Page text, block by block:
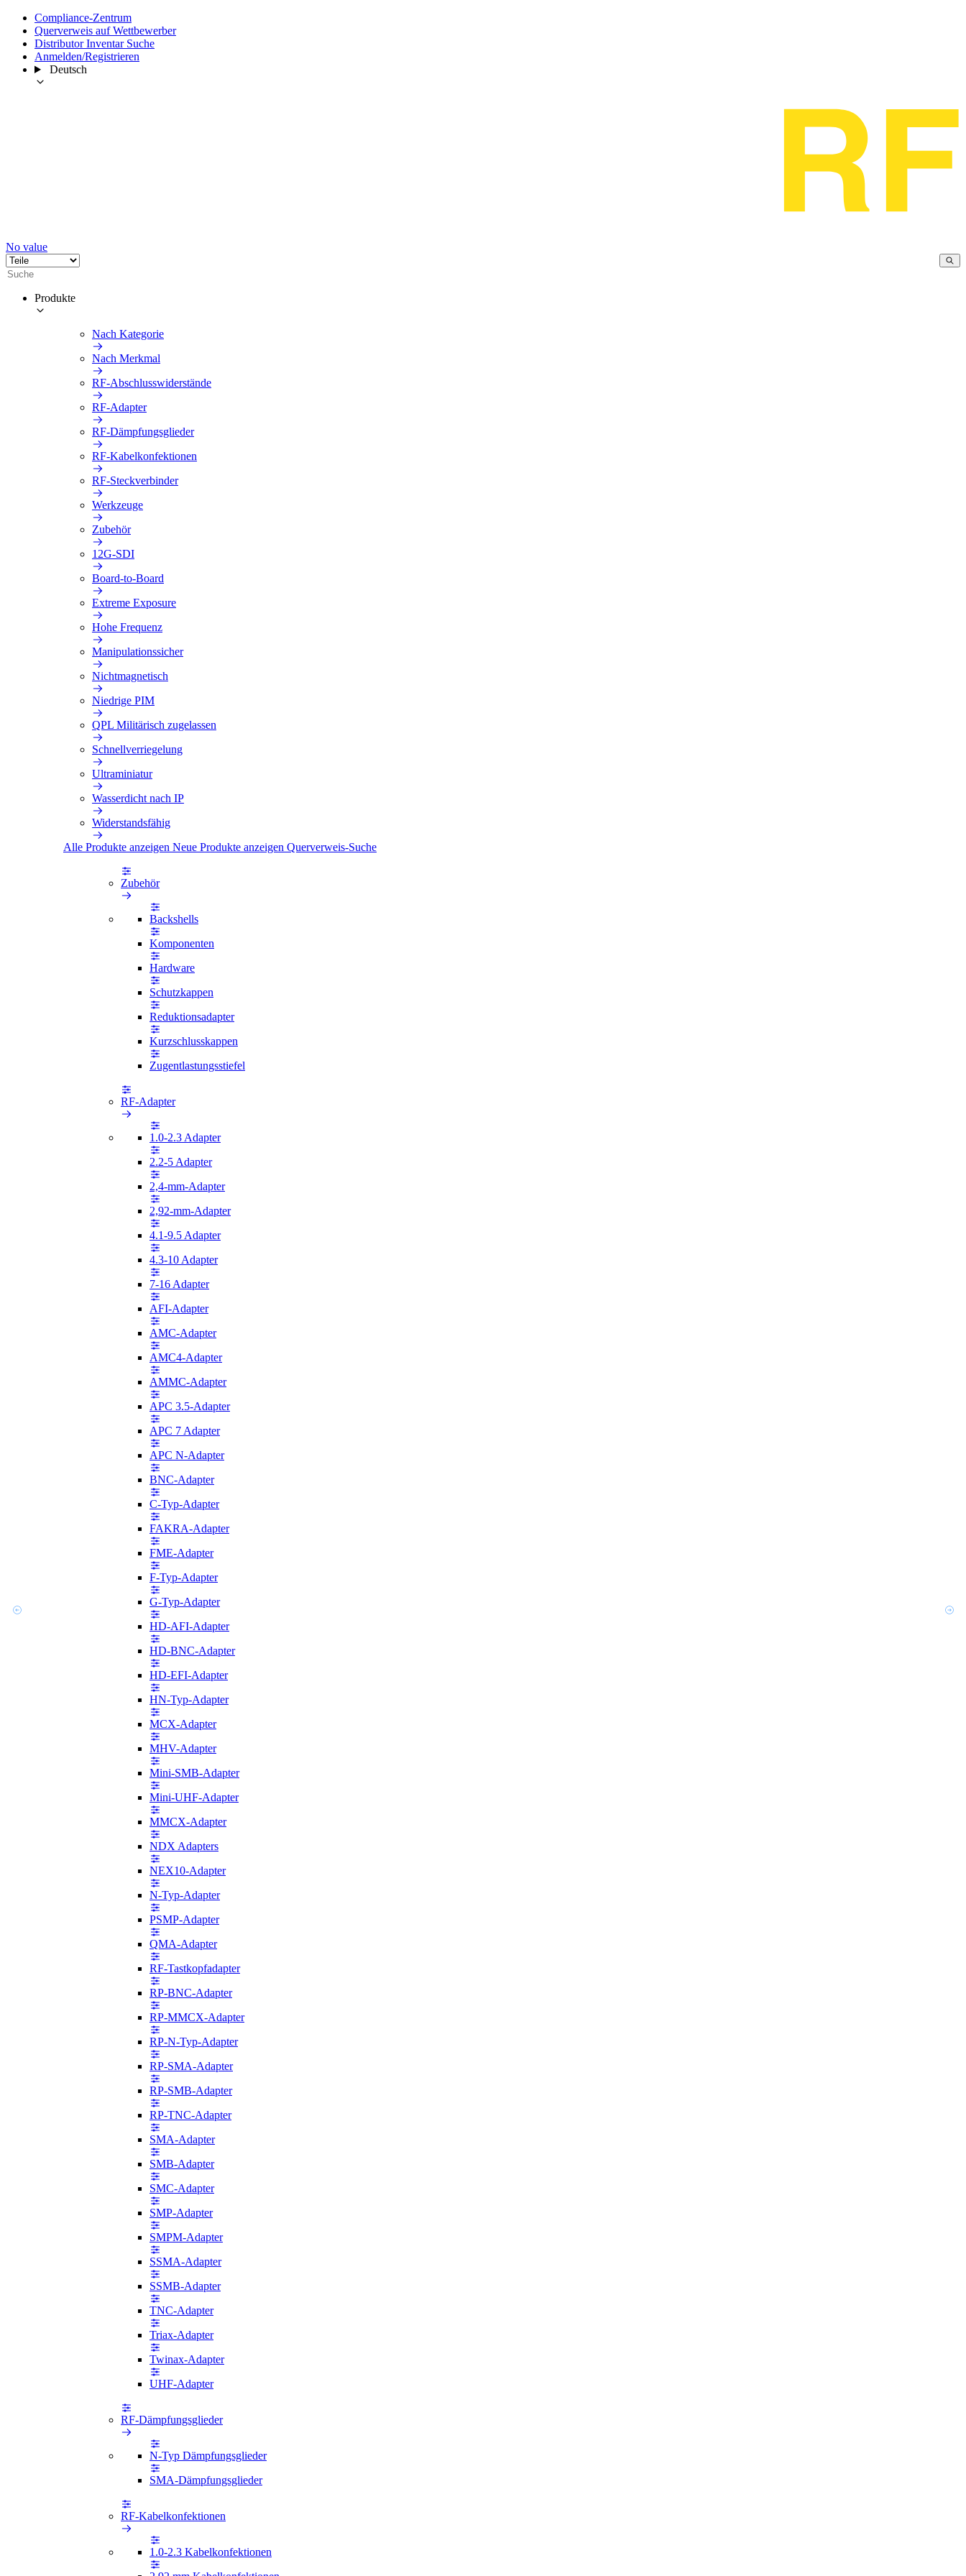
Compliance-Zentrum
Querverweis auf Wettbewerber
Distributor Inventar Suche
Anmelden/Registrieren
Deutsch
No value
Produkte
Nach Kategorie
Nach Merkmal
RF-Abschlusswiderstände
RF-Adapter
RF-Dämpfungsglieder
RF-Kabelkonfektionen
RF-Steckverbinder
Werkzeuge
Zubehör
12G-SDI
Board-to-Board
Extreme Exposure
Hohe Frequenz
Manipulationssicher
Nichtmagnetisch
Niedrige PIM
QPL Militärisch zugelassen
Schnellverriegelung
Ultraminiatur
Wasserdicht nach IP
Widerstandsfähig
Alle Produkte anzeigen Neue Produkte anzeigen Querverweis-Suche
Zubehör
Backshells
Komponenten
Hardware
Schutzkappen
Reduktionsadapter
Kurzschlusskappen
Zugentlastungsstiefel
RF-Adapter
1.0-2.3 Adapter
2.2-5 Adapter
2,4-mm-Adapter
2,92-mm-Adapter
4.1-9.5 Adapter
4.3-10 Adapter
7-16 Adapter
AFI-Adapter
AMC-Adapter
AMC4-Adapter
AMMC-Adapter
APC 3.5-Adapter
APC 7 Adapter
APC N-Adapter
BNC-Adapter
C-Typ-Adapter
FAKRA-Adapter
FME-Adapter
F-Typ-Adapter
G-Typ-Adapter
HD-AFI-Adapter
HD-BNC-Adapter
HD-EFI-Adapter
HN-Typ-Adapter
MCX-Adapter
MHV-Adapter
Mini-SMB-Adapter
Mini-UHF-Adapter
MMCX-Adapter
NDX Adapters
NEX10-Adapter
N-Typ-Adapter
PSMP-Adapter
QMA-Adapter
RF-Tastkopfadapter
RP-BNC-Adapter
RP-MMCX-Adapter
RP-N-Typ-Adapter
RP-SMA-Adapter
RP-SMB-Adapter
RP-TNC-Adapter
SMA-Adapter
SMB-Adapter
SMC-Adapter
SMP-Adapter
SMPM-Adapter
SSMA-Adapter
SSMB-Adapter
TNC-Adapter
Triax-Adapter
Twinax-Adapter
UHF-Adapter
RF-Dämpfungsglieder
N-Typ Dämpfungsglieder
SMA-Dämpfungsglieder
RF-Kabelkonfektionen
1.0-2.3 Kabelkonfektionen